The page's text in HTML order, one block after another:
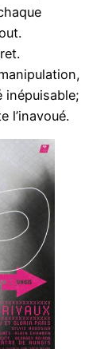
inépuisable;
l’inavoué.